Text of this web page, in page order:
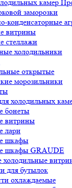
камер
заморозки
конденсаторные
витрины
стеллажи
холодильники
открытые
морозильники
холодильных
бонеты
витрины
лари
шкафы
шкафы GRAUDE
холодильные
для бутылок
охлаждаемые